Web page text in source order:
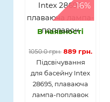
-16%
В наявності
1050.0 грн. 889 грн.
Підсвічування
для басейну Intex
28695, плаваюча
лампа-поплавок